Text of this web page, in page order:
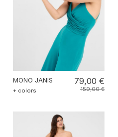
MONO JANIS
+ colors
79,00 €
159,00 €